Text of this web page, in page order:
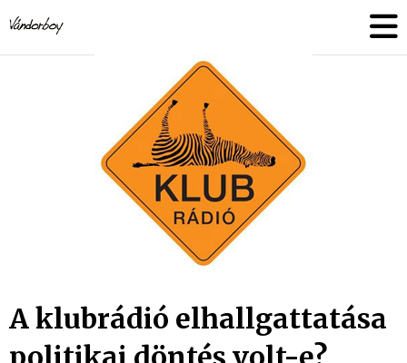
to
content
A klubrádió elhallgattatása